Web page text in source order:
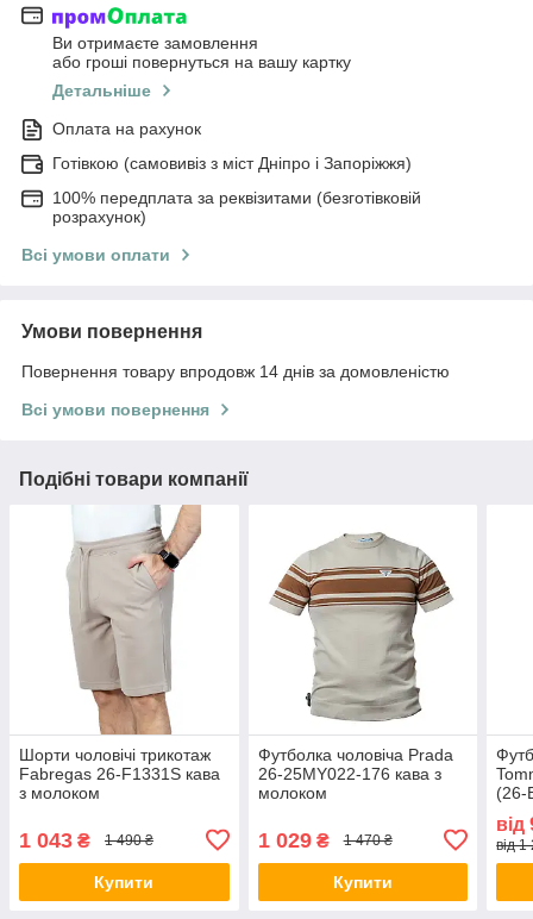
Ви отримаєте замовлення
або гроші повернуться на вашу картку
Детальніше
Оплата на рахунок
Готівкою (самовивіз з міст Дніпро і Запоріжжя)
100% передплата за реквізитами (безготівковій
розрахунок)
Всі умови оплати
Умови повернення
Повернення товару впродовж 14 днів за домовленістю
Всі умови повернення
Подібні товари компанії
Шорти чоловічі трикотаж
Fabregas 26-F1331S кава
з молоком
1 043 ₴ 1 490 ₴
Купити
Футболка чоловіча Prada
26-25MY022-176 кава з
молоком
1 029₴ 1 470 ₴
Купити
(26-
від
від